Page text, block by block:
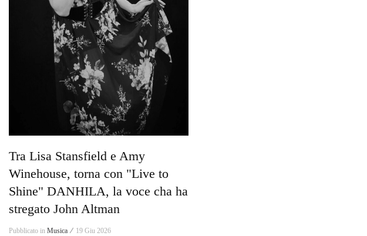
Tra Lisa Stansfield e Amy
Winehouse, torna con "Live to
Shine" DANHILA, la voce cha ha
stregato John Altman
Pubblicato in Musica ⁄ 19 Giu 2026